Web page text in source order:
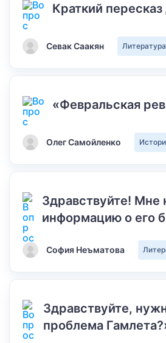
Краткий
Севак Саакян Литература
«Февральская
Олег Самойленко
Здравствуйте!
информацию о его
София Неъматова
Здравствуйте,
проблема